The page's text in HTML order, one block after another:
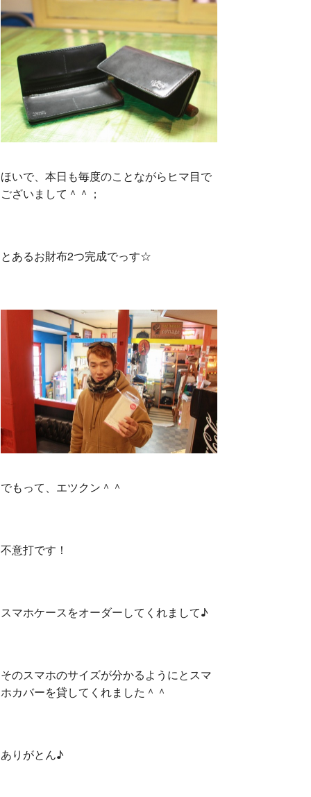
ほいで、本日も毎度のことながらヒマ目で
ございまして＾＾；
とあるお財布2つ完成でっす☆
でもって、エツクン＾＾
不意打です！
スマホケースをオーダーしてくれまして♪
そのスマホのサイズが分かるようにとスマ
ホカバーを貸してくれました＾＾
ありがとん♪